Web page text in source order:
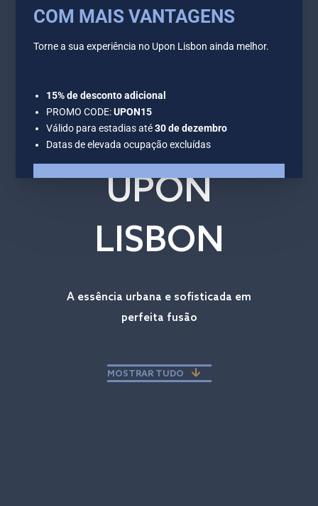
UPON
LISBON
A essência urbana e sofisticada em
perfeita fusão
MOSTRAR TUDO